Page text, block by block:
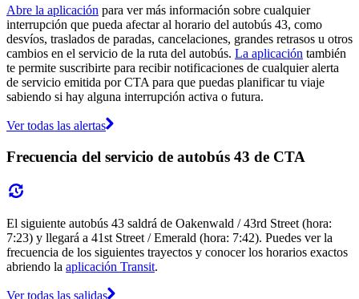
Abre la aplicación para ver más información sobre cualquier
interrupción que pueda afectar al horario del autobús 43, como
desvíos, traslados de paradas, cancelaciones, grandes retrasos u otros
cambios en el servicio de la ruta del autobús. La aplicación también
te permite suscribirte para recibir notificaciones de cualquier alerta
de servicio emitida por CTA para que puedas planificar tu viaje
sabiendo si hay alguna interrupción activa o futura.
Ver todas las alertas
Frecuencia del servicio de autobús 43 de CTA
El siguiente autobús 43 saldrá de Oakenwald / 43rd Street (hora:
7:23) y llegará a 41st Street / Emerald (hora: 7:42). Puedes ver la
frecuencia de los siguientes trayectos y conocer los horarios exactos
abriendo la aplicación Transit.
Ver todas las salidas